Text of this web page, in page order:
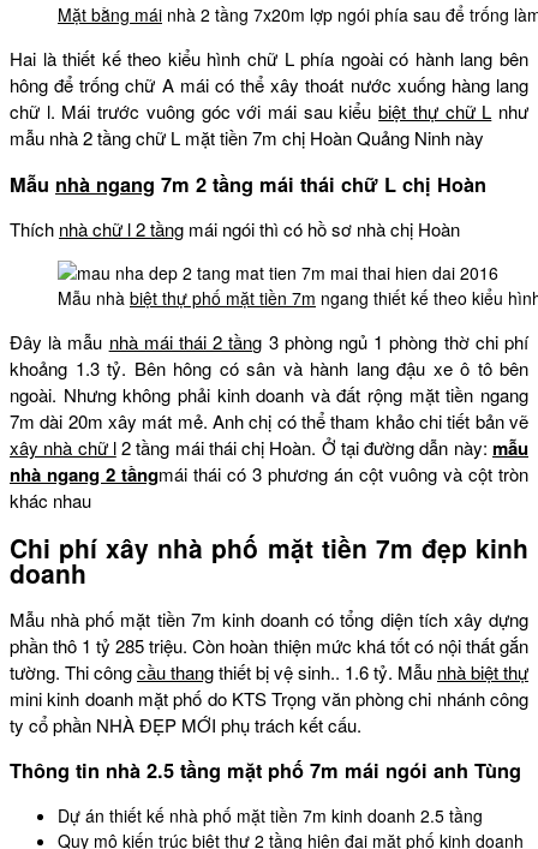
Mặt bằng mái nhà 2 tầng 7x20m lợp ngói phía sau để trống
Hai là thiết kế theo kiểu hình chữ L phía ngoài có hành lang bên
hông để trống chữ A mái có thể xây thoát nước xuống hàng lang
chữ l. Mái trước vuông góc với mái sau kiểubiệt thự chữ L như
mẫu nhà 2 tầng chữ L mặt tiền 7m chị Hoàn Quảng Ninh này
Mẫu nhà ngang 7m 2 tầng mái thái chữ L chị Hoàn
Thích nhà chữ l 2 tầng mái ngói thì có hồ sơ nhà chị Hoàn
Mẫu nhà biệt thự phố mặt tiền 7m ngang thiết kế theo kiểu
Đây là mẫu nhà mái thái 2 tầng 3 phòng ngủ 1 phòng thờ chi phí
khoảng 1.3 tỷ. Bên hông có sân và hành lang đậu xe ô tô bên
ngoài. Nhưng không phải kinh doanh và đất rộng mặt tiền ngang
7m dài 20m xây mát mẻ. Anh chị có thể tham khảo chi tiết bản vẽ
xây nhà chữ l2 tầng mái thái chị Hoàn. Ở tại đường dẫn này:mẫu
nhà ngang 2 tầngmái thái có 3 phương án cột vuông và cột tròn
khác nhau
Chi phí xây nhà phố mặt tiền 7m đẹp kinh
doanh
Mẫu nhà phố mặt tiền 7m kinh doanh có tổng diện tích xây dựng
phần thô 1 tỷ 285 triệu. Còn hoàn thiện mức khá tốt có nội thất gắn
tường. Thi côngcầu thangthiết bị vệ sinh.. 1.6 tỷ. Mẫu nhà biệt thự
mini kinh doanh mặt phố do KTS Trọng văn phòng chi nhánh công
ty cổ phần NHÀ ĐẸP MỚI phụ trách kết cấu.
Thông tin nhà 2.5 tầng mặt phố 7m mái ngói anh Tùng
Dự án thiết kế nhà phố mặt tiền 7m kinh doanh 2.5 tầng
Quy mô kiến trúc biệt thự 2 tầng hiện đại mặt phố kinh doanh